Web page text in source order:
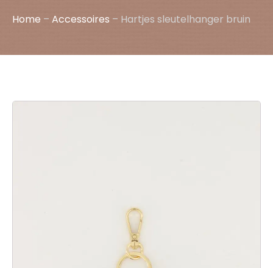
Home – Accessoires – Hartjes sleutelhanger bruin